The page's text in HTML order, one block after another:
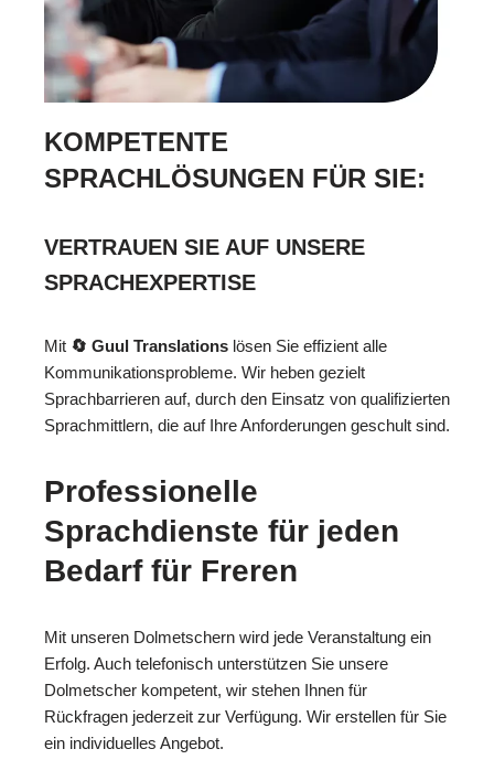
KOMPETENTE
SPRACHLÖSUNGEN FÜR SIE:
VERTRAUEN SIE AUF UNSERE
SPRACHEXPERTISE
Mit 🔄 Guul Translations lösen Sie effizient alle
Kommunikationsprobleme. Wir heben gezielt
Sprachbarrieren auf, durch den Einsatz von qualifizierten
Sprachmittlern, die auf Ihre Anforderungen geschult sind.
Professionelle
Sprachdienste für jeden
Bedarf für Freren
Mit unseren Dolmetschern wird jede Veranstaltung ein
Erfolg. Auch telefonisch unterstützen Sie unsere
Dolmetscher kompetent, wir stehen Ihnen für
Rückfragen jederzeit zur Verfügung. Wir erstellen für Sie
ein individuelles Angebot.